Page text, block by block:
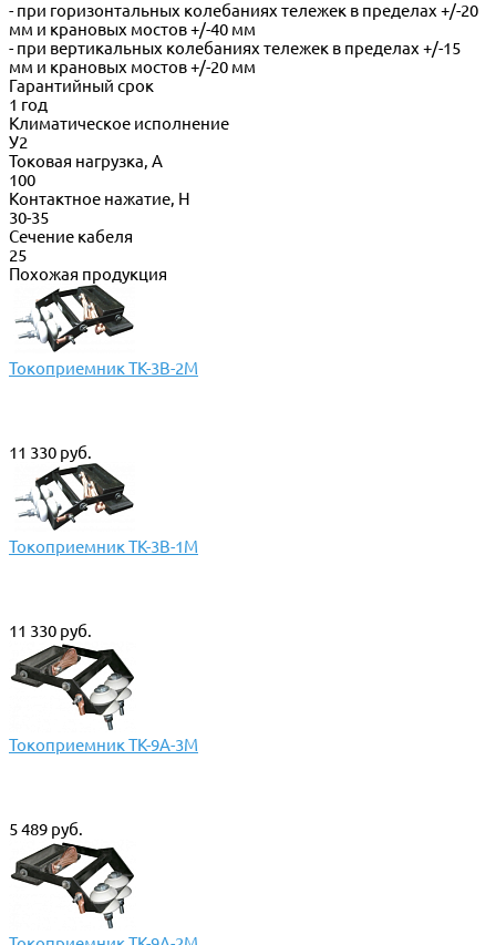
- при горизонтальных колебаниях тележек в пределах +/-20
мм и крановых мостов +/-40 мм
- при вертикальных колебаниях тележек в пределах +/-15
мм и крановых мостов +/-20 мм
Гарантийный срок
1 год
Климатическое исполнение
У2
Токовая нагрузка, А
100
Контактное нажатие, Н
30-35
Сечение кабеля
25
Похожая продукция
Токоприемник ТК-3В-2М
11 330 руб.
Токоприемник ТК-3В-1М
11 330 руб.
Токоприемник ТК-9А-3М
5 489 руб.